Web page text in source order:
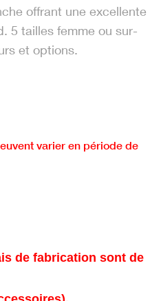
offrant une excellente
5 tailles femme ou sur-
et options.
varier en période de
de fabrication sont de